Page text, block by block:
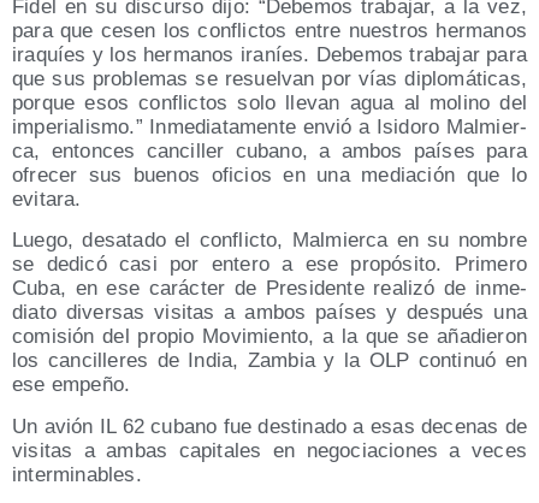
Fidel en su dis­cur­so dijo: “Debe­mos tra­ba­jar, a la vez,
para que cesen los con­flic­tos entre nues­tros her­ma­nos
ira­quíes y los her­ma­nos ira­níes. Debe­mos tra­ba­jar para
que sus pro­ble­mas se resuel­van por vías diplo­má­ti­cas,
por­que esos con­flic­tos solo lle­van agua al molino del
impe­ria­lis­mo.” Inme­dia­ta­men­te envió a Isi­do­ro Mal­mier­
ca, enton­ces can­ci­ller cubano, a ambos paí­ses para
ofre­cer sus bue­nos ofi­cios en una media­ción que lo
evitara.
Lue­go, des­ata­do el con­flic­to, Mal­mier­ca en su nom­bre
se dedi­có casi por ente­ro a ese pro­pó­si­to. Pri­me­ro
Cuba, en ese carác­ter de Pre­si­den­te reali­zó de inme­
dia­to diver­sas visi­tas a ambos paí­ses y des­pués una
comi­sión del pro­pio Movi­mien­to, a la que se aña­die­ron
los can­ci­lle­res de India, Zam­bia y la OLP con­ti­nuó en
ese empeño.
Un avión IL 62 cubano fue des­ti­na­do a esas dece­nas de
visi­tas a ambas capi­ta­les en nego­cia­cio­nes a veces
interminables.